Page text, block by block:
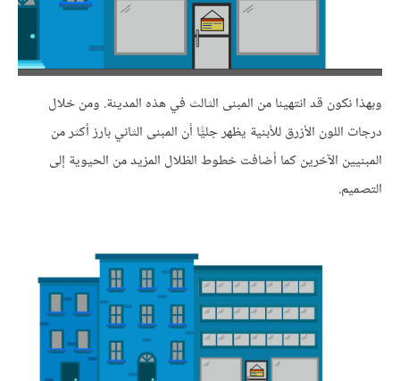
وبهذا نكون قد انتهينا من المبنى الثالث في هذه المدينة. ومن خلال
درجات اللون الأزرق للأبنية يظهر جليًّا أن المبنى الثاني بارز أكثر من
المبنيين الآخرين كما أضافت خطوط الظلال المزيد من الحيوية إلى
التصميم.